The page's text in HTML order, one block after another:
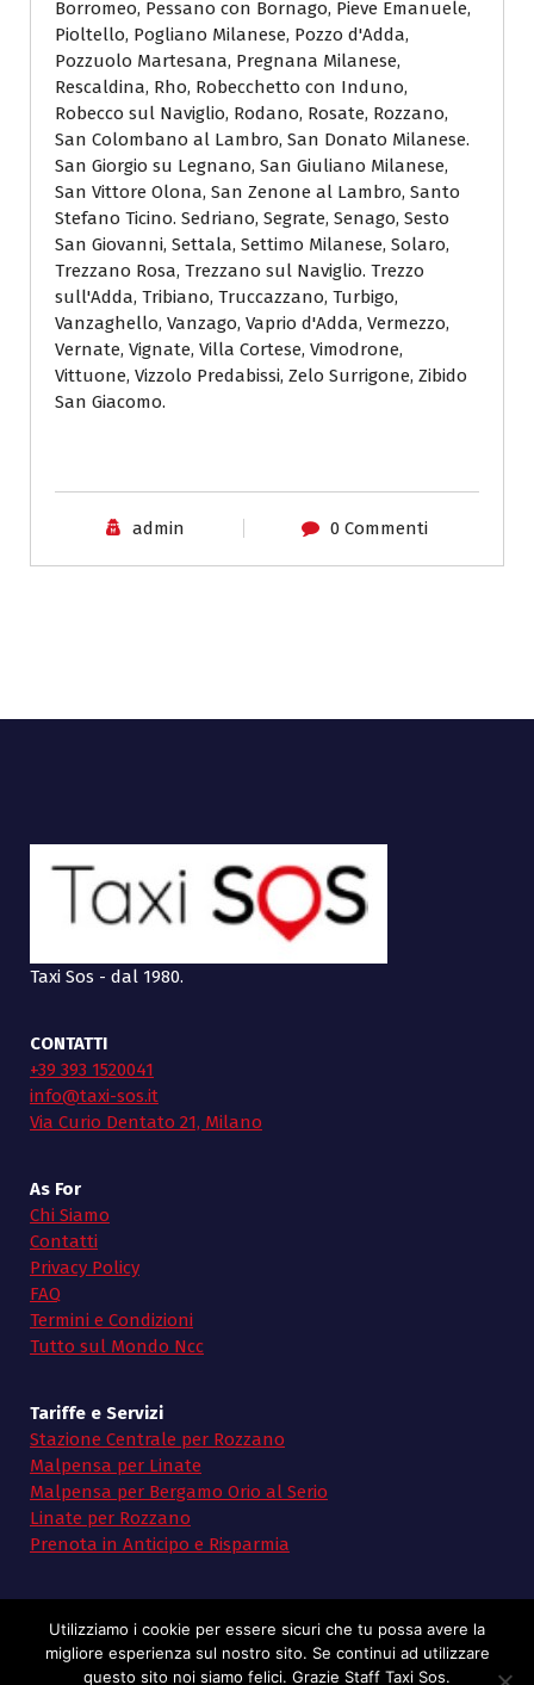
Borromeo, Pessano con Bornago, Pieve Emanuele,
Pioltello, Pogliano Milanese, Pozzo d'Adda,
Pozzuolo Martesana, Pregnana Milanese,
Rescaldina, Rho, Robecchetto con Induno,
Robecco sul Naviglio, Rodano, Rosate, Rozzano,
San Colombano al Lambro, San Donato Milanese.
San Giorgio su Legnano, San Giuliano Milanese,
San Vittore Olona, San Zenone al Lambro, Santo
Stefano Ticino. Sedriano, Segrate, Senago, Sesto
San Giovanni, Settala, Settimo Milanese, Solaro,
Trezzano Rosa, Trezzano sul Naviglio. Trezzo
sull'Adda, Tribiano, Truccazzano, Turbigo,
Vanzaghello, Vanzago, Vaprio d'Adda, Vermezzo,
Vernate, Vignate, Villa Cortese, Vimodrone,
Vittuone, Vizzolo Predabissi, Zelo Surrigone, Zibido
San Giacomo.
admin 0 Commenti
Taxi Sos - dal 1980.
CONTATTI
+39 393 1520041
info@taxi-sos.it
Via Curio Dentato 21, Milano
As For
Chi Siamo
Contatti
Privacy Policy
FAQ
Termini e Condizioni
Tutto sul Mondo Ncc
Tariffe e Servizi
Stazione Centrale per Rozzano
Malpensa per Linate
Malpensa per Bergamo Orio al Serio
Linate per Rozzano
Prenota in Anticipo e Risparmia
Utilizziamo i cookie per essere sicuri che tu possa avere la
migliore esperienza sul nostro sito. Se continui ad utilizzare
questo sito noi siamo felici. Grazie Staff Taxi Sos.